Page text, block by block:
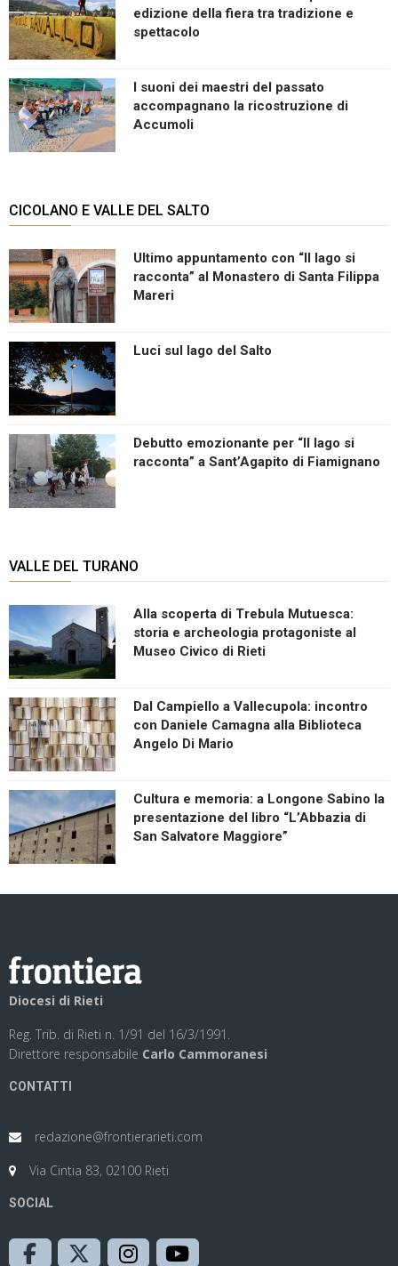
edizione della fiera tra tradizione e
spettacolo
I suoni dei maestri del passato
accompagnano la ricostruzione di
Accumoli
CICOLANO E VALLE DEL SALTO
Ultimo appuntamento con “Il lago si
racconta” al Monastero di Santa Filippa
Mareri
Luci sul lago del Salto
Debutto emozionante per “Il lago si
racconta” a Sant’Agapito di Fiamignano
VALLE DEL TURANO
Alla scoperta di Trebula Mutuesca:
storia e archeologia protagoniste al
Museo Civico di Rieti
Dal Campiello a Vallecupola: incontro
con Daniele Camagna alla Biblioteca
Angelo Di Mario
Cultura e memoria: a Longone Sabino la
presentazione del libro “L’Abbazia di
San Salvatore Maggiore”
Diocesi di Rieti
Reg. Trib. di Rieti n. 1/91 del 16/3/1991.
Direttore responsabile Carlo Cammoranesi
CONTATTI
redazione@frontierarieti.com
Via Cintia 83, 02100 Rieti
SOCIAL